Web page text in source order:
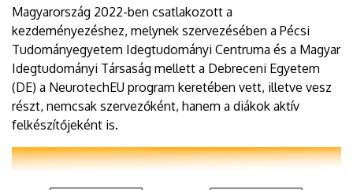
Magyarország 2022-ben csatlakozott a
kezdeményezéshez, melynek szervezésében a Pécsi
Tudományegyetem Idegtudományi Centruma és a Magyar
Idegtudományi Társaság mellett a Debreceni Egyetem
(DE) a NeurotechEU program keretében vett, illetve vesz
részt, nemcsak szervezőként, hanem a diákok aktív
felkészítőjeként is.